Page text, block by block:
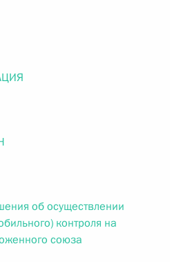
об осуществлении
контроля на
союза